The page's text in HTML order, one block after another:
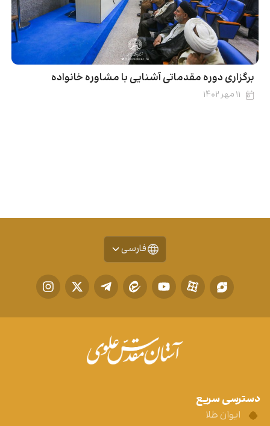
برگزاری دوره مقدماتی آشنایی با مشاوره خانواده
۱۱ مهر ۱۴۰۲
فارسی
دسترسی سریع
ایوان طلا